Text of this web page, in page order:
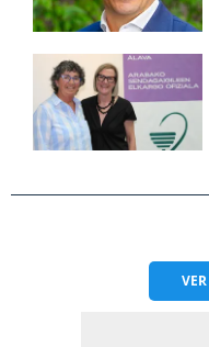
VER